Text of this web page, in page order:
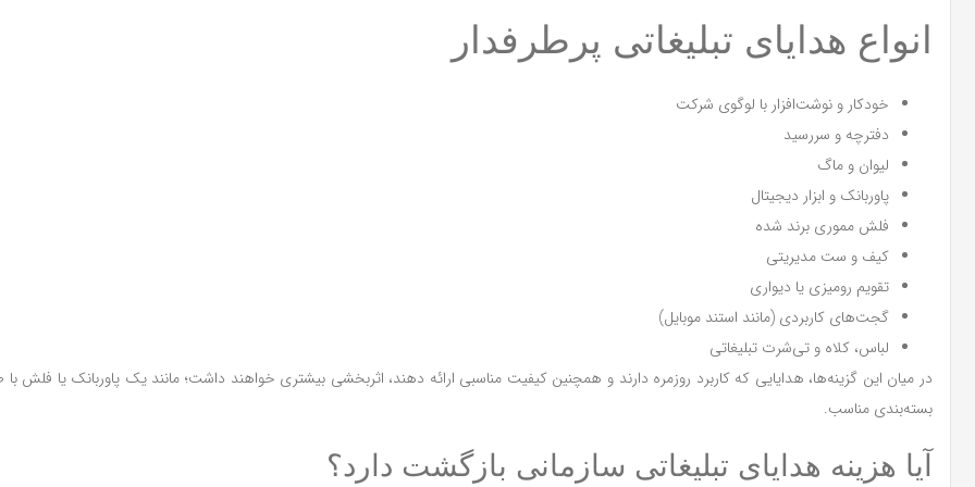
انواع هدایای تبلیغاتی پرطرفدار
خودکار و نوشت‌افزار با لوگوی شرکت
دفترچه و سررسید
لیوان و ماگ
پاوربانک و ابزار دیجیتال
فلش مموری برند شده
کیف و ست مدیریتی
تقویم رومیزی یا دیواری
گجت‌های کاربردی (مانند استند موبایل)
لباس، کلاه و تی‌شرت تبلیغاتی
در میان این گزینه‌ها، هدایایی که کاربرد روزمره دارند و همچنین کیفیت مناسبی ارائه دهند، اثربخشی بیشتری خواهند داشت؛ مانند یک پاوربانک یا فلش
بسته‌بندی مناسب.
آیا هزینه هدایای تبلیغاتی سازمانی بازگشت دارد؟